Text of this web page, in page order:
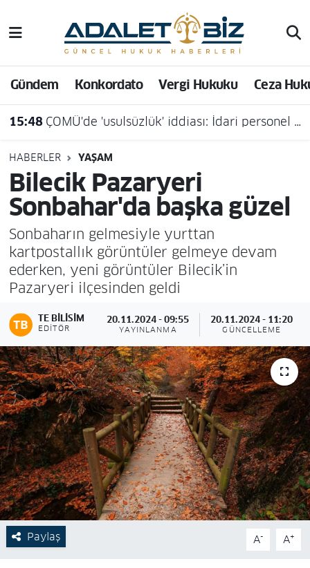
Gündem Konkordato Vergi Hukuku Ceza
15:48 ÇOMÜ'de 'usulsüzlük' iddiası: İdari personel açığa alındı
HABERLER YAŞAM
Bilecik Pazaryeri
Sonbahar'da başka güzel
Sonbaharın gelmesiyle yurttan
kartpostallık görüntüler gelmeye devam
ederken, yeni görüntüler Bilecik’in
Pazaryeri ilçesinden geldi
TE BILISIM
EDITÖR
20.11.2024 - 09:55
YAYINLANMA
20.11.2024 - 11:20
GÜNCELLEME
Paylaş A- A+
Hava Durumu
Trafik Durumu
Süper Lig Puan Durumu ve Fikstür
Tüm Manşetler
Son Dakika Haberleri
Haber Arşivi